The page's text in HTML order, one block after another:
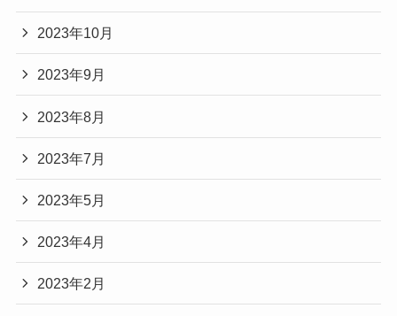
2023年10月
2023年9月
2023年8月
2023年7月
2023年5月
2023年4月
2023年2月